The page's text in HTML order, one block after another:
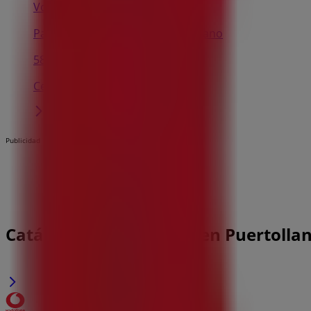
Vodafone
Paseo San Gregorio, 65, Puertollano
582 m
Cerrado
Publicidad
Catálogos de Vodafone en